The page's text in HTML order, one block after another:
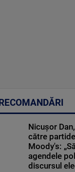
RECOMANDĂRI
Nicușor
către
Moody's:
agendele
discursul